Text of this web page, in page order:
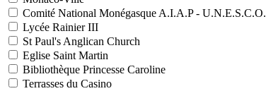
Comité National Monégasque A.I.A.P - U.N.E.S.C.O.
Lycée Rainier III
St Paul's Anglican Church
Eglise Saint Martin
Bibliothèque Princesse Caroline
Terrasses du Casino